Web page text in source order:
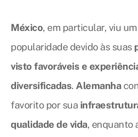
México, em particular, viu
popularidade devido às suas
visto favoráveis e
diversificadas. Alemanha
favorito por sua
qualidade de vida, enquanto